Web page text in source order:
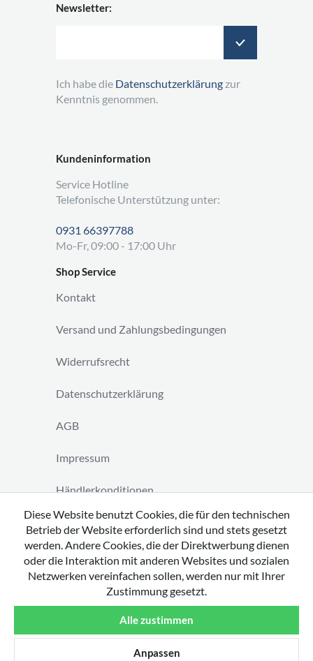
Kundeninformation
Service Hotline
Telefonische Unterstützung unter:
0931 66397788
Mo-Fr, 09:00 - 17:00 Uhr
Shop Service
Kontakt
Versand und Zahlungsbedingungen
Widerrufsrecht
Datenschutzerklärung
AGB
Impressum
Händlerkonditionen
Vertrag widerrufen
Newsletter:
Ich habe die Datenschutzerklärung zur
Kenntnis genommen.
Diese Website benutzt Cookies, die für den technischen
Betrieb der Website erforderlich sind und stets gesetzt
werden. Andere Cookies, die der Direktwerbung dienen
oder die Interaktion mit anderen Websites und sozialen
Netzwerken vereinfachen sollen, werden nur mit Ihrer
Zustimmung gesetzt.